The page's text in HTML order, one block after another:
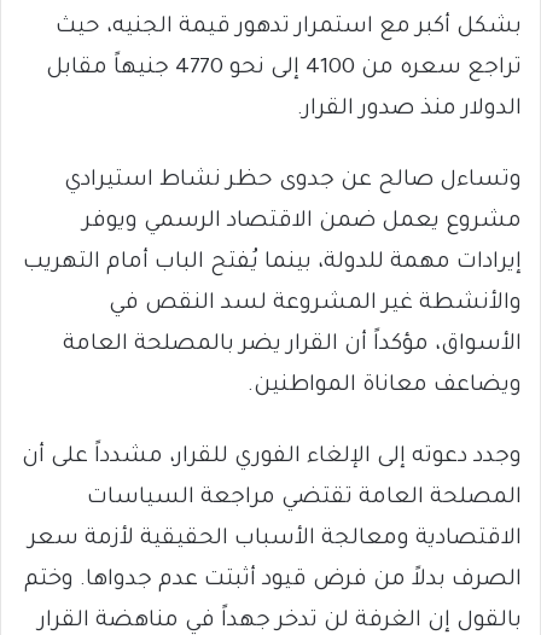
بشكل أكبر مع استمرار تدهور قيمة الجنيه، حيث
تراجع سعره من 4100 إلى نحو 4770 جنيهاً مقابل
الدولار منذ صدور القرار.
وتساءل صالح عن جدوى حظر نشاط استيرادي
مشروع يعمل ضمن الاقتصاد الرسمي ويوفر
إيرادات مهمة للدولة، بينما يُفتح الباب أمام التهريب
والأنشطة غير المشروعة لسد النقص في
الأسواق، مؤكداً أن القرار يضر بالمصلحة العامة
ويضاعف معاناة المواطنين.
وجدد دعوته إلى الإلغاء الفوري للقرار، مشدداً على أن
المصلحة العامة تقتضي مراجعة السياسات
الاقتصادية ومعالجة الأسباب الحقيقية لأزمة سعر
الصرف بدلاً من فرض قيود أثبتت عدم جدواها. وختم
بالقول إن الغرفة لن تدخر جهداً في مناهضة القرار